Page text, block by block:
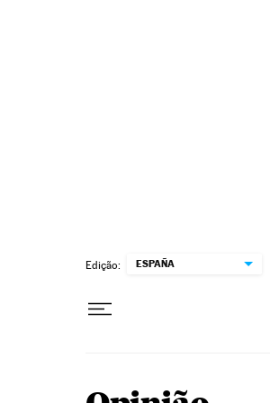
Edição: ESPAÑA